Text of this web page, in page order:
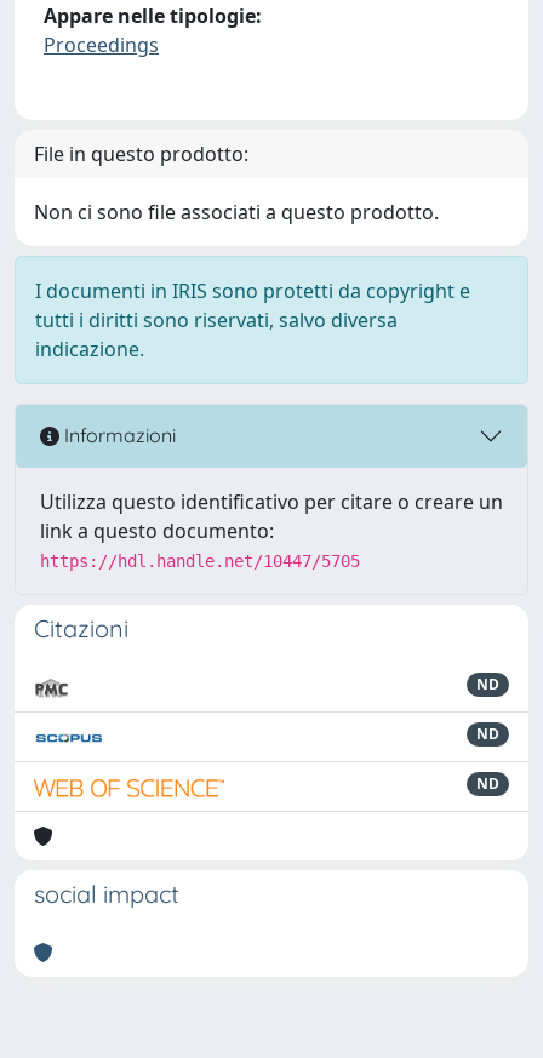
Appare nelle tipologie:
Proceedings
File in questo prodotto:
Non ci sono file associati a questo prodotto.
I documenti in IRIS sono protetti da copyright e
tutti i diritti sono riservati, salvo diversa
indicazione.
Informazioni
Utilizza questo identificativo per citare o creare un
link a questo documento:
https://hdl.handle.net/10447/5705
Citazioni
ND
ND
ND
social impact